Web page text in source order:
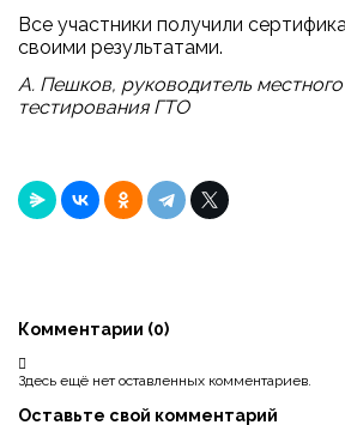
Все участники получили
своими результатами.
А. Пешков, руководитель
тестирования ГТО
Комментарии (0)
Здесь ещё нет оставленных комментариев.
Оставьте свой комментарий